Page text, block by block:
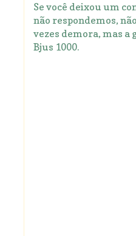
Se você deixou um
não respondemos,
vezes demora, mas a
Bjus 1000.